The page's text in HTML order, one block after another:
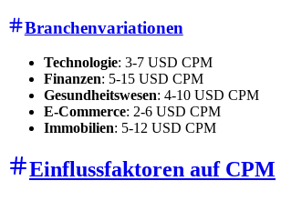
Branchenvariationen
Technologie: 3-7 USD CPM
Finanzen: 5-15 USD CPM
Gesundheitswesen: 4-10 USD CPM
E-Commerce: 2-6 USD CPM
Immobilien: 5-12 USD CPM
Einflussfaktoren auf CPM